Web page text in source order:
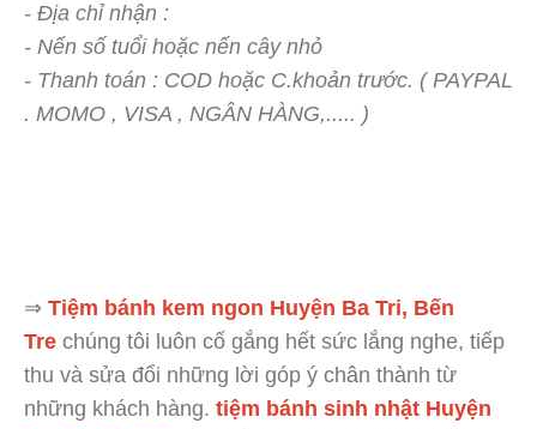
- Địa chỉ nhận :
- Nến số tuổi hoặc nến cây nhỏ
- Thanh toán : COD hoặc C.khoản trước. ( PAYPAL
. MOMO , VISA , NGÂN HÀNG,..... )
⇒ Tiệm bánh kem ngon Huyện Ba Tri, Bến
Tre chúng tôi luôn cố gắng hết sức lắng nghe, tiếp
thu và sửa đổi những lời góp ý chân thành từ
những khách hàng. tiệm bánh sinh nhật Huyện